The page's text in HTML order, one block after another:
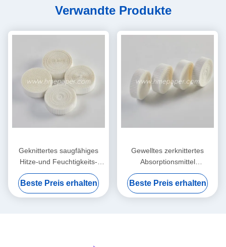
Verwandte Produkte
Geknittertes saugfähiges
Hitze-und Feuchtigkeits-
Austauscher-nass
Filterpapier-Element
Beste Preis erhalten
Gewelltes zerknittertes
Absorptionsmittel
Filterpapier-Hitze-und
Feuchtigkeits-Austausch
Beste Preis erhalten